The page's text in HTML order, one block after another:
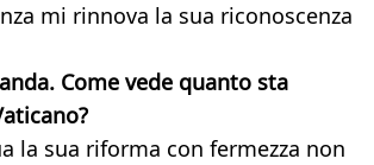
mi rinnova la sua riconoscenza
Come vede quanto sta
la sua riforma con fermezza non